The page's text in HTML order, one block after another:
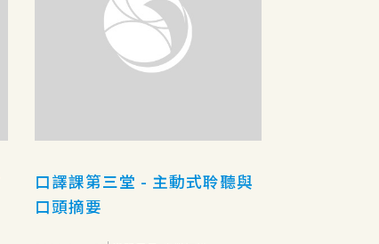
口譯課第三堂 - 主動式聆聽與
口頭摘要